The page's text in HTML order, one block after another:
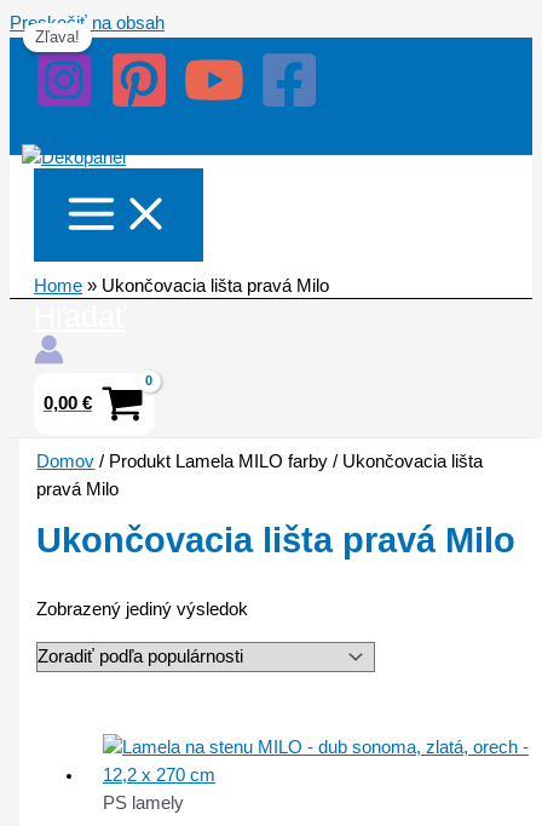
Preskočiť na obsah
Home » Ukončovacia lišta pravá Milo
0,00 €
Domov / Produkt Lamela MILO farby / Ukončovacia lišta
pravá Milo
Ukončovacia lišta pravá Milo
Zobrazený jediný výsledok
Zľava!
PS lamely